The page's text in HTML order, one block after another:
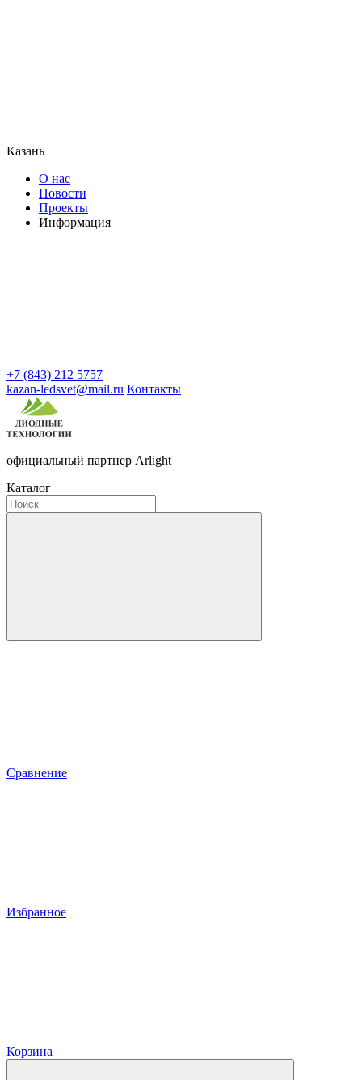
Казань
О нас
Новости
Проекты
Информация
+7 (843) 212 5757
kazan-ledsvet@mail.ru Контакты
официальный партнер Arlight
Каталог
Сравнение
Избранное
Корзина